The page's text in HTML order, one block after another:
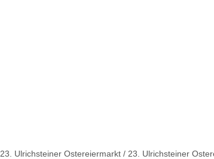
23. Ulrichsteiner Ostereiermarkt / 23. Ulrichsteiner